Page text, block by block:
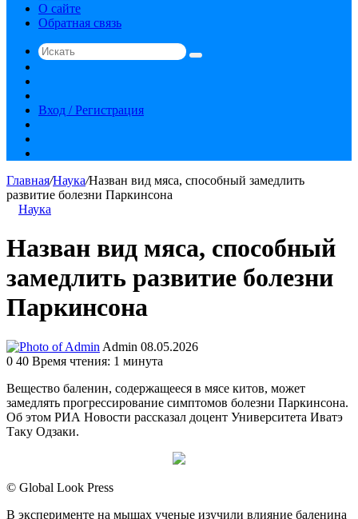
О сайте
Обратная связь
Искать
статья
Вход / Регистрация
Главная/Наука/Назван вид мяса, способный замедлить
развитие болезни Паркинсона
Наука
Назван вид мяса, способный
замедлить развитие болезни
Паркинсона
Admin Send
an
08.05.2026
0 40 Время чтения: 1 минута
Вещество баленин, содержащееся в мясе китов, может
замедлять прогрессирование симптомов болезни Паркинсона.
Об этом РИА Новости рассказал доцент Университета Иватэ
Таку Одзаки.
© Global Look Press
В эксперименте на мышах ученые изучили влияние баленина